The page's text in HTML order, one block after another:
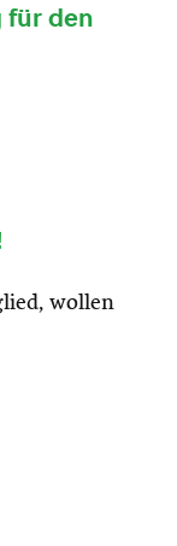
für den
wollen